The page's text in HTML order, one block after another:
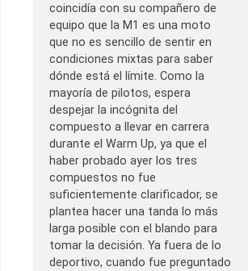
coincidía con su compañero de
equipo que la M1 es una moto
que no es sencillo de sentir en
condiciones mixtas para saber
dónde está el límite. Como la
mayoría de pilotos, espera
despejar la incógnita del
compuesto a llevar en carrera
durante el Warm Up, ya que el
haber probado ayer los tres
compuestos no fue
suficientemente clarificador, se
plantea hacer una tanda lo más
larga posible con el blando para
tomar la decisión. Ya fuera de lo
deportivo, cuando fue preguntado